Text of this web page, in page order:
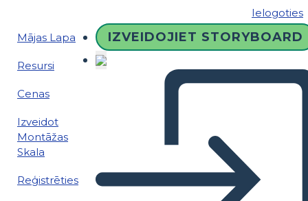
Ielogoties
Mājas Lapa
Resursi
Cenas
Izveidot
Montāžas
Skala
Reģistrēties
IZVEIDOJIET STORYBOARD